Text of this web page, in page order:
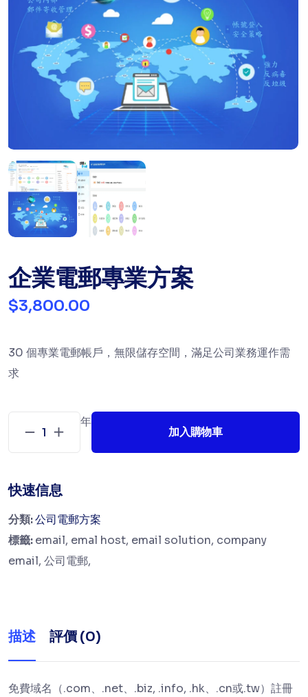
企業電郵專業方案
$3,800.00
30 個專業電郵帳戶，無限儲存空間，滿足公司業務運作需
求
年
加入購物車
快速信息
分類:公司電郵方案
標籤:email, emal host, email solution, company
email, 公司電郵,
描述 評價 (0)
免費域名（.com、.net、.biz, .info, .hk、.cn或.tw）註冊